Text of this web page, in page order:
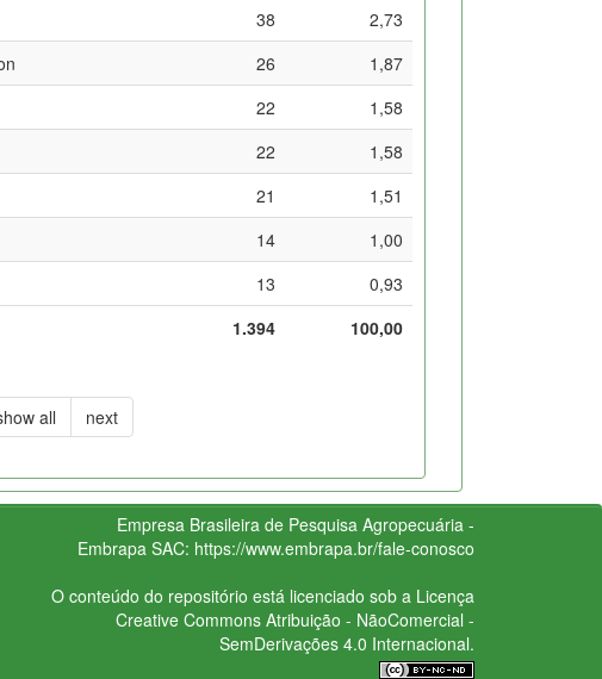
38
2,73
26
1,87
22
1,58
22
1,58
21
1,51
14
1,00
13
0,93
1.394
100,00
all next
Empresa Brasileira de Pesquisa Agropecuária -
Embrapa SAC: https://www.embrapa.br/fale-conosco
O conteúdo do repositório está licenciado sob a Licença
Creative CommonsAtribuição - NãoComercial -
SemDerivações 4.0 Internacional.